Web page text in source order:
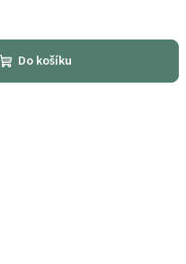
Do košíku